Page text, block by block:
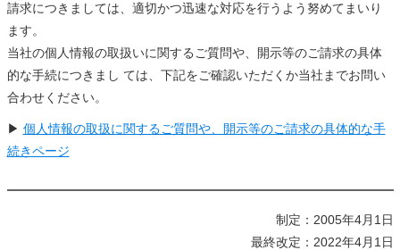
請求につきましては、適切かつ迅速な対応を行うよう努めてまいり
ます。
当社の個人情報の取扱いに関するご質問や、開示等のご請求の具体
的な手続につきまし ては、下記をご確認いただくか当社までお問い
合わせください。
▶ 個人情報の取扱に関するご質問や、開示等のご請求の具体的な手
続きページ
制定：2005年4月1日
最終改定：2022年4月1日